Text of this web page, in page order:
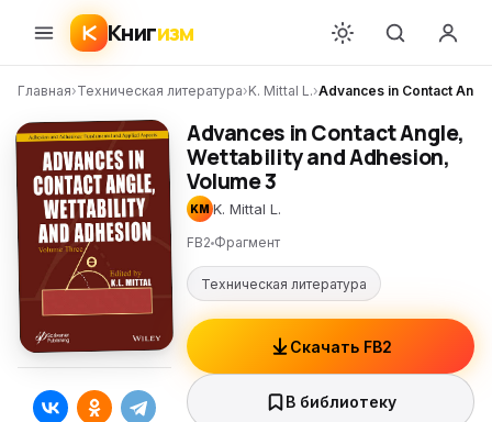
Книгизм
Главная›Техническая литература›K. Mittal L.›Advances in Contact
Advances in Contact Angle,
Wettability and Adhesion,
Volume 3
KM K. Mittal L.
FB2 Фрагмент
Техническая литература
Скачать FB2
В библиотеку